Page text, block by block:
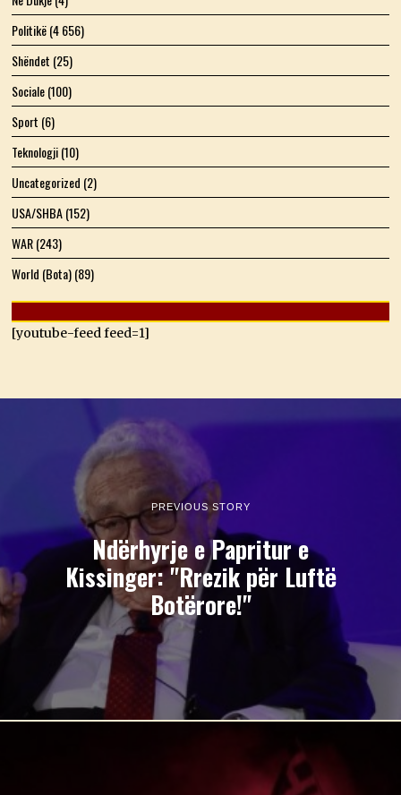
Politikë(4 656)
Shëndet (25)
Sociale(100)
Sport (6)
Teknologji(10)
Uncategorized (2)
USA/SHBA(152)
WAR(243)
World (Bota)(89)
[youtube-feed feed=1]
PREVIOUS STORY
Ndërhyrje e Papritur e
Kissinger: "Rrezik për Luftë
Botërore!"